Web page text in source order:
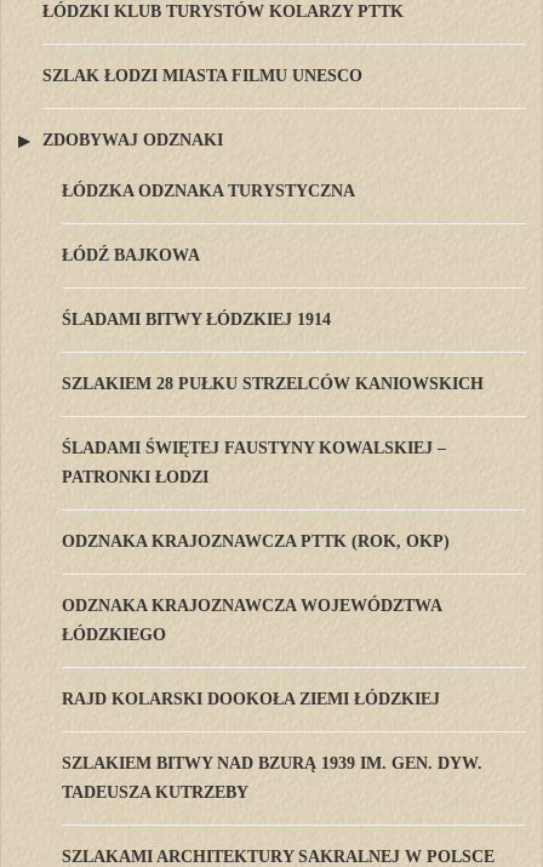
ŁÓDZKI KLUB TURYSTÓW KOLARZY PTTK
SZLAK ŁODZI MIASTA FILMU UNESCO
ZDOBYWAJ ODZNAKI
ŁÓDZKA ODZNAKA TURYSTYCZNA
ŁÓDŹ BAJKOWA
ŚLADAMI BITWY ŁÓDZKIEJ 1914
SZLAKIEM 28 PUŁKU STRZELCÓW KANIOWSKICH
ŚLADAMI ŚWIĘTEJ FAUSTYNY KOWALSKIEJ –
PATRONKI ŁODZI
ODZNAKA KRAJOZNAWCZA PTTK (ROK, OKP)
ODZNAKA KRAJOZNAWCZA WOJEWÓDZTWA
ŁÓDZKIEGO
RAJD KOLARSKI DOOKOŁA ZIEMI ŁÓDZKIEJ
SZLAKIEM BITWY NAD BZURĄ 1939 IM. GEN. DYW.
TADEUSZA KUTRZEBY
SZLAKAMI ARCHITEKTURY SAKRALNEJ W POLSCE